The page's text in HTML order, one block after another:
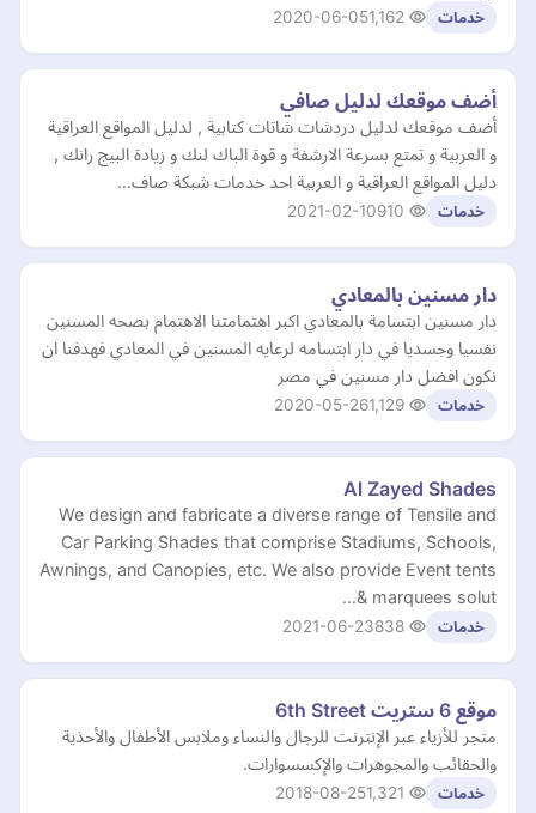
خدمات 2020-06-05
أضف موقعك لدليل صافي
أضف موقعك لدليل دردشات شاتات كتابية , لدليل المواقع العراقية
و العربية و تمتع بسرعة الارشفة و قوة الباك لنك و زيادة البيج رانك ,
دليل المواقع العراقية و العربية احد خدمات شبكة صاف…
خدمات 2021-02-10
دار مسنين بالمعادي
دار مسنين ابتسامة بالمعادي اكبر اهتمامتنا الاهتمام بصحه المسنين
نفسيا وجسديا في دار ابتسامه لرعايه المسنين في المعادي فهدفنا ان
نكون افضل دار مسنين في مصر
خدمات 2020-05-26
Al Zayed Shades
We design and fabricate a diverse range of Tensile and
Car Parking Shades that comprise Stadiums, Schools,
Awnings, and Canopies, etc. We also provide Event tents
& marquees solut…
خدمات 2021-06-23
موقع 6 ستريت 6th Street
متجر للأزياء عبر الإنترنت للرجال والنساء وملابس الأطفال والأحذية
والحقائب والمجوهرات والإكسسوارات.
خدمات 2018-08-25